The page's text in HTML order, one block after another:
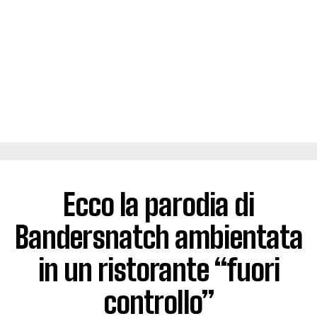
Ecco la parodia di
Bandersnatch ambientata
in un ristorante “fuori
controllo”